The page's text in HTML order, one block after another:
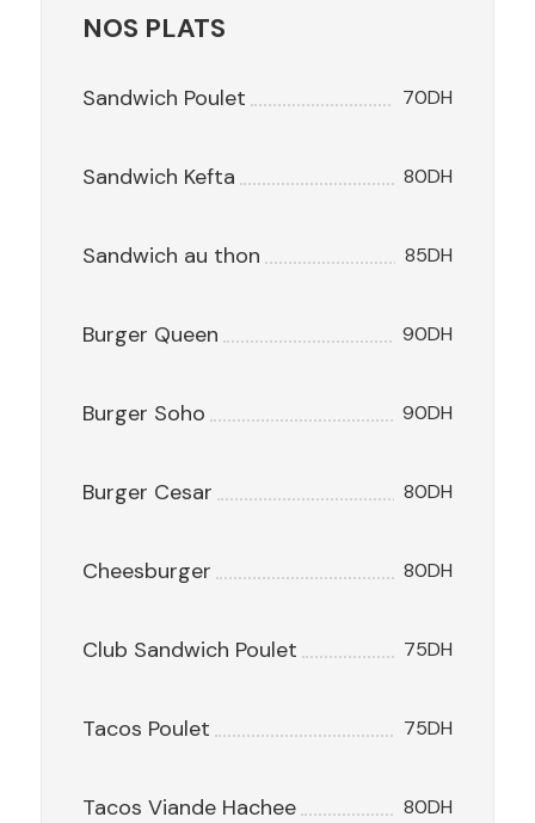
NOS PLATS
Sandwich Poulet 70DH
Sandwich Kefta 80DH
Sandwich au thon 85DH
Burger Queen 90DH
Burger Soho 90DH
Burger Cesar 80DH
Cheesburger 80DH
Club Sandwich Poulet 75DH
Tacos Poulet 75DH
Tacos Viande Hachee 80DH